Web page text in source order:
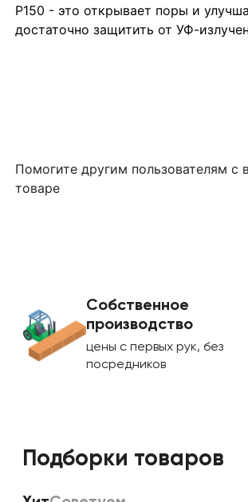
P150 - это открывает поры и
достаточно защитить от УФ-
Помогите другим пользователям
товаре
Собственное
производство
цены с первых рук, без
посредников
Подборки товаров